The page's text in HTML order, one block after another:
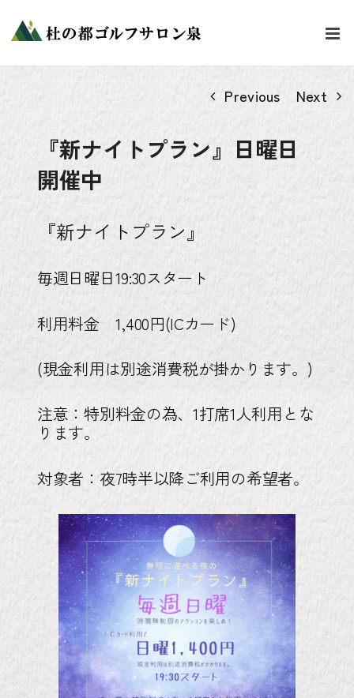
to
Previous
Next
『新ナイトプラン』日曜日
開催中
『新ナイトプラン』
毎週日曜日19:30スタート
利用料金 1,400円(ICカード)
(現金利用は別途消費税が掛かります。)
注意：特別料金の為、1打席1人利用とな
ります。
対象者：夜7時半以降ご利用の希望者。